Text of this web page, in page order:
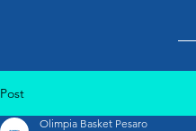
Post
Olimpia Basket Pesaro